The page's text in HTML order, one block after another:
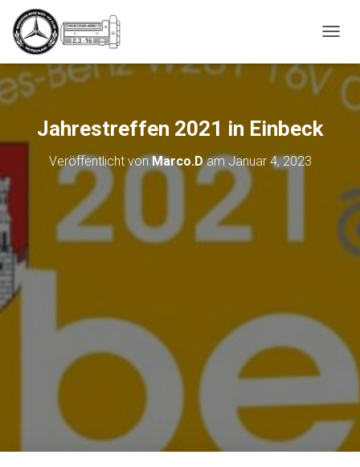
_script');
N
Jahrestreffen 2021 in Einbeck
Veröffentlicht vonMarco.DamJanuar 4, 2023